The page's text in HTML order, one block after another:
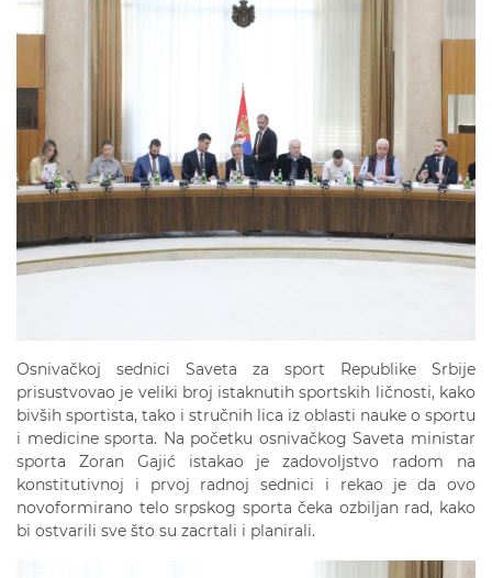
Osnivačkoj sednici Saveta za sport Republike Srbije
prisustvovao je veliki broj istaknutih sportskih ličnosti, kako
bivših sportista, tako i stručnih lica iz oblasti nauke o sportu
i medicine sporta. Na početku osnivačkog Saveta ministar
sporta Zoran Gajić istakao je zadovoljstvo radom na
konstitutivnoj i prvoj radnoj sednici i rekao je da ovo
novoformirano telo srpskog sporta čeka ozbiljan rad, kako
bi ostvarili sve što su zacrtali i planirali.